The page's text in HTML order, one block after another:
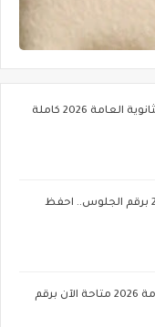
ملف الأسماء بالدرجات نتيجة الثانوية العامة 2026 كاملة
رابط نتيجة الثانوية العامة 2026 برقم الجلوس.. احفظ
ألف مبروك.. نتيجة الثانوية العامة 2026 متاحة الآن برقم